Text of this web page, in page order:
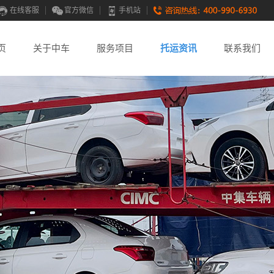
在线客服 官方微信 手机站
关于中车 服务项目 托运资讯 联系我们